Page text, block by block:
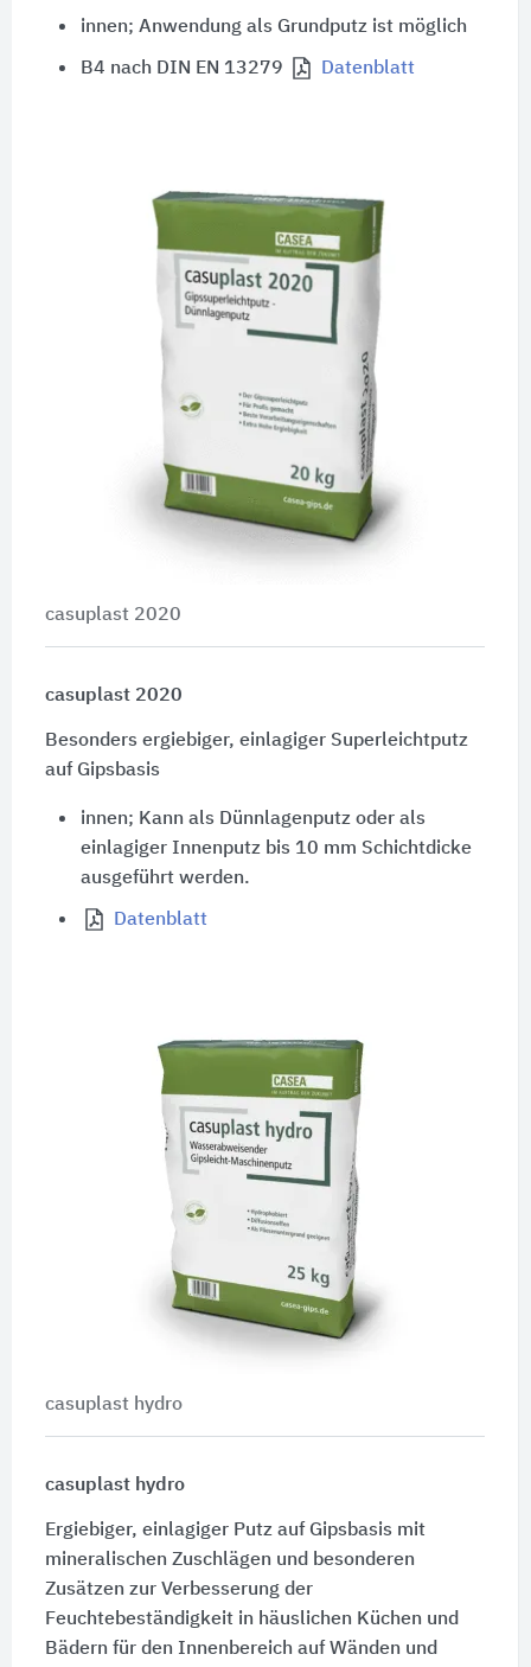
innen; Anwendung als Grundputz ist möglich
B4 nach DIN EN 13279 Datenblatt
casuplast 2020
casuplast 2020
Besonders ergiebiger, einlagiger Superleichtputz
auf Gipsbasis
innen; Kann als Dünnlagenputz oder als
einlagiger Innenputz bis 10 mm Schichtdicke
ausgeführt werden.
Datenblatt
casuplast hydro
casuplast hydro
Ergiebiger, einlagiger Putz auf Gipsbasis mit
mineralischen Zuschlägen und besonderen
Zusätzen zur Verbesserung der
Feuchtebeständigkeit in häuslichen Küchen und
Bädern für den Innenbereich auf Wänden und